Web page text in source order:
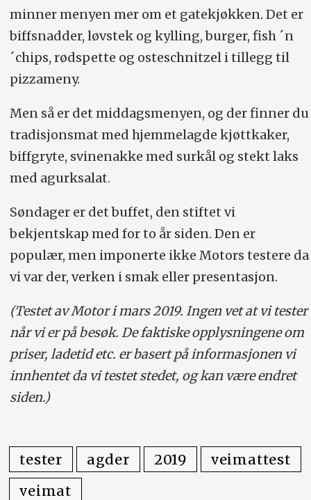
minner menyen mer om et gatekjøkken. Det er
biffsnadder, løvstek og kylling, burger, fish ´n
´chips, rødspette og osteschnitzel i tillegg til
pizzameny.
Men så er det middagsmenyen, og der finner du
tradisjonsmat med hjemmelagde kjøttkaker,
biffgryte, svinenakke med surkål og stekt laks
med agurksalat.
Søndager er det buffet, den stiftet vi
bekjentskap med for to år siden. Den er
populær, men imponerte ikke Motors testere da
vi var der, verken i smak eller presentasjon.
(Testet av Motor i mars 2019. Ingen vet at vi tester
når vi er på besøk. De faktiske opplysningene om
priser, ladetid etc. er basert på informasjonen vi
innhentet da vi testet stedet, og kan være endret
siden.)
tester agder 2019
veimattest
veimat